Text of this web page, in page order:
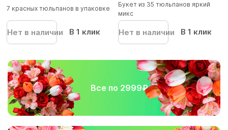
7 красных тюльпанов в упаковке
Нет в наличии В 1 клик
Букет из 35 тюльпанов яркий
микс
Нет в наличии В 1 клик
Все по 2999₽